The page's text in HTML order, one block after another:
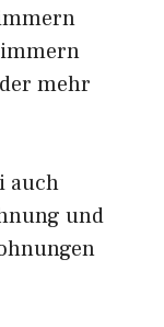
mehr
auch
und